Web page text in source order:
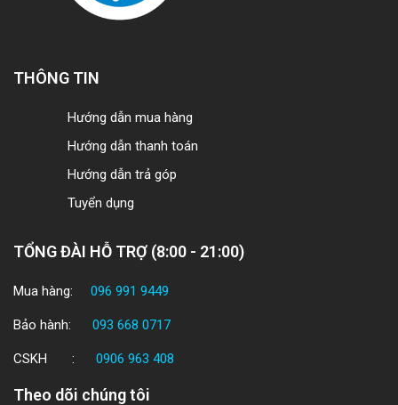
THÔNG TIN
Hướng dẫn mua hàng
Hướng dẫn thanh toán
Hướng dẫn trả góp
Tuyển dụng
TỔNG ĐÀI HỖ TRỢ (8:00 - 21:00)
Mua hàng: 096 991 9449
Bảo hành: 093 668 0717
CSKH : 0906 963 408
Theo dõi chúng tôi